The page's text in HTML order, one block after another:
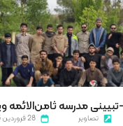
شهادت امام صادق (ع)
تصاویر 26 فروردین 1405